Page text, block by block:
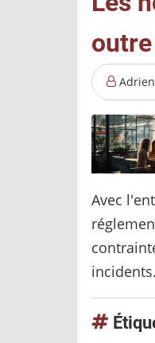
Adrien
Avec
incidents.